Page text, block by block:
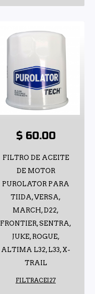
$ 60.00
FILTRO DE ACEITE
DE MOTOR
PUROLATOR PARA
TIIDA, VERSA,
MARCH, D22,
FRONTIER, SENTRA,
JUKE, ROGUE,
ALTIMA L32, L33, X-
TRAIL
FILTRACEI27